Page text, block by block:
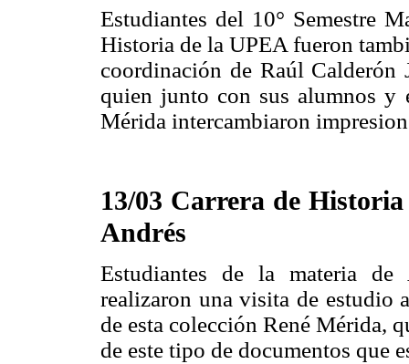
Estudiantes del 10° Semestre
Historia de la UPEA fueron
coordinación de Raúl Calderón
quien junto con sus alumnos y
Mérida intercambiaron
13/03 Carrera de
Andrés
Estudiantes de la materia
realizaron una visita de estudio
de esta colección René Mérida,
de este tipo de documentos que